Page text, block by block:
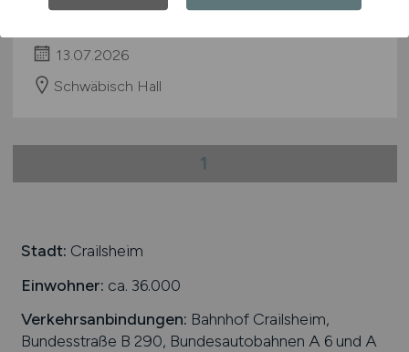
13.07.2026
Schwäbisch Hall
1
Stadt: Crailsheim
Einwohner: ca. 36.000
Verkehrsanbindungen: Bahnhof Crailsheim,
Bundesstraße B 290, Bundesautobahnen A 6 und A